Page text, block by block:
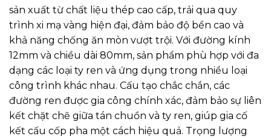
sản xuất từ chất liệu thép cao cấp, trải qua quy
trình xi mạ vàng hiện đại, đảm bảo độ bền cao và
khả năng chống ăn mòn vượt trội. Với đường kính
12mm và chiều dài 80mm, sản phẩm phù hợp với đa
dạng các loại ty ren và ứng dụng trong nhiều loại
công trình khác nhau. Cấu tạo chắc chắn, các
đường ren được gia công chính xác, đảm bảo sự liên
kết chặt chẽ giữa tán chuồn và ty ren, giúp gia cố
kết cấu cốp pha một cách hiệu quả. Trọng lượng